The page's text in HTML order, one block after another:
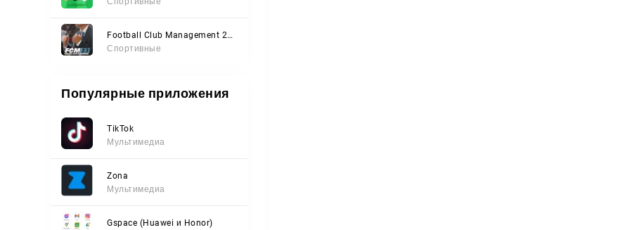
Football Club Management 2023
Спортивные
Популярные приложения
TikTok
Мультимедиа
Zona
Мультимедиа
Gspace (Huawei и Honor)